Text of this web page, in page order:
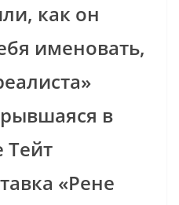
как он
именовать,
в
Тейт
«Рене